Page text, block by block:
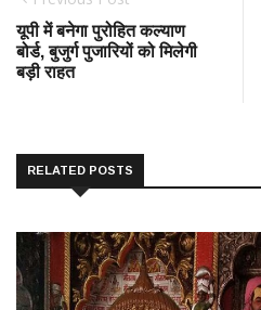
यूपी में बनेगा पुरोहित कल्याण
बोर्ड, बुजुर्ग पुजारियों को मिलेगी
बड़ी राहत
RELATED POSTS